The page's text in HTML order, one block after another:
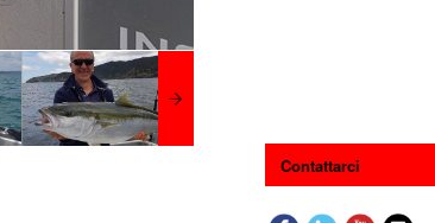
Contattarci